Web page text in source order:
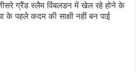
ग्रैंड स्लैम विंबलडन में खेल रहे होने के
के पहले कदम की साक्षी नहीं बन पाई